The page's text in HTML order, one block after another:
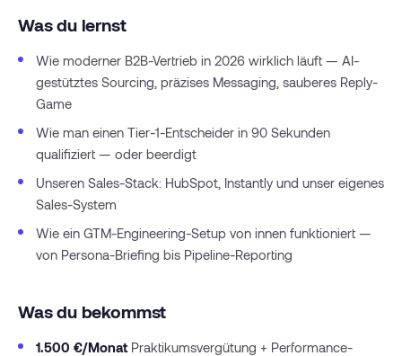
Was du lernst
Wie moderner B2B-Vertrieb in 2026 wirklich läuft — AI-
gestütztes Sourcing, präzises Messaging, sauberes Reply-
Game
Wie man einen Tier-1-Entscheider in 90 Sekunden
qualifiziert — oder beerdigt
Unseren Sales-Stack: HubSpot, Instantly und unser eigenes
Sales-System
Wie ein GTM-Engineering-Setup von innen funktioniert —
von Persona-Briefing bis Pipeline-Reporting
Was du bekommst
1.500 €/Monat Praktikumsvergütung + Performance-